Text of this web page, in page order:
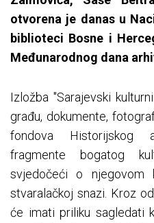
otvorena je danas u
biblioteci Bosne i
Međunarodnog dana
Izložba "Sarajevski
građu, dokumente,
fondova Historijskog
fragmente bogatog
svjedočeći o njegovom
stvaralačkoj snazi. Kroz
će imati priliku sagledati